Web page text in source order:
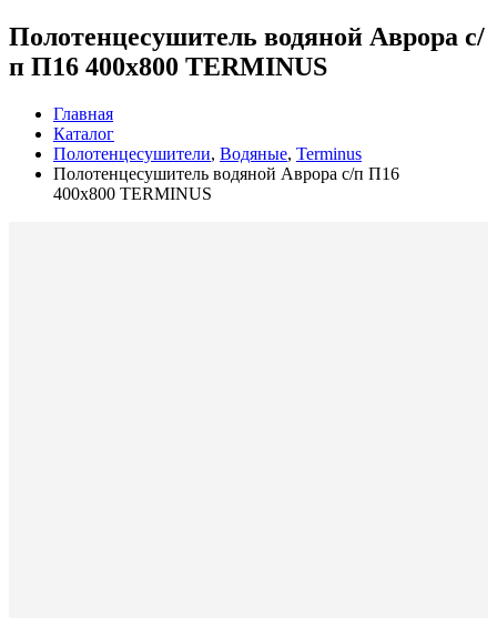
Полотенцесушитель водяной Аврора с/
п П16 400х800 TERMINUS
Главная
Каталог
Полотенцесушители, Водяные, Terminus
Полотенцесушитель водяной Аврора с/п П16
400х800 TERMINUS